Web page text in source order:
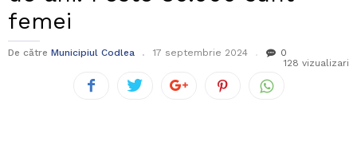
femei
De către Municipiul Codlea 17 septembrie 2024
0
128 vizualizari